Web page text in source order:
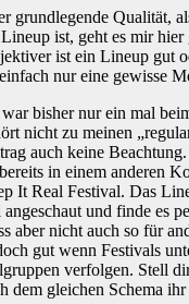
grundlegende Qualität,
ist, geht es mir
ist ein Lineup gut
nur eine gewisse
bisher nur ein mal
nicht zu meinen
auch keine
in einem anderen
It Real Festival. Das
angeschaut und finde es
aber nicht auch so für
gut wenn Festivals
verfolgen. Stell
dem gleichen Schema